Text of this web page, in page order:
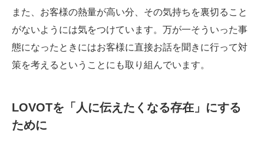
また、お客様の熱量が高い分、その気持ちを裏切ること
がないようには気をつけています。万が一そういった事
態になったときにはお客様に直接お話を聞きに行って対
策を考えるということにも取り組んでいます。
LOVOTを「人に伝えたくなる存在」にする
ために